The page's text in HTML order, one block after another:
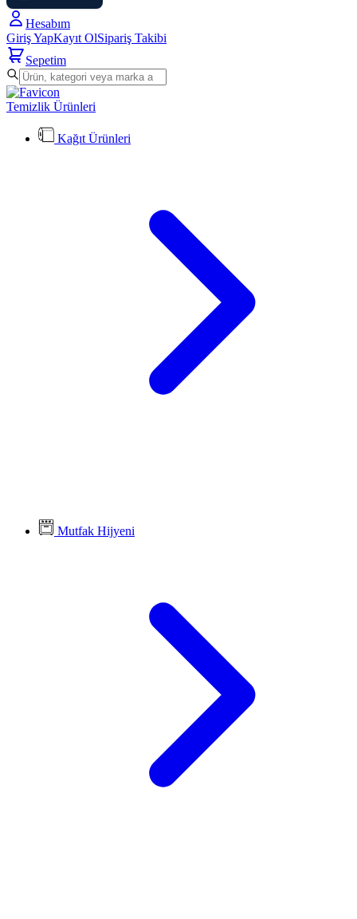
Hesabım
Giriş YapKayıt OlSipariş Takibi
Sepetim
Temizlik Ürünleri
Kağıt Ürünleri
Mutfak Hijyeni